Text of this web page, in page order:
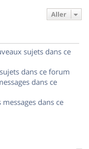
Aller
sujets dans ce
dans ce forum
dans ce
dans ce